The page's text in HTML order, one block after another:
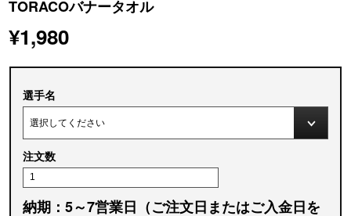
TORACOバナータオル
¥1,980
選手名
注文数
納期：5～7営業日（ご注文日またはご入金日を